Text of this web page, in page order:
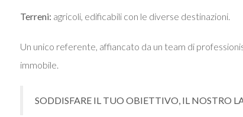
Terreni: agricoli, edificabili con le diverse destinazioni.
Un unico referente, affiancato da un team di
immobile.
SODDISFARE IL TUO OBIETTIVO, IL NOSTRO